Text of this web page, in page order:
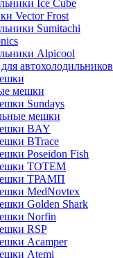
Ice Cube
Vector Frost
Sumitachi
Alpicool
автохолодильников
мешки
Sundays
мешки
BAY
BTrace
Poseidon Fish
ТОТЕМ
ТРАМП
MedNovtex
Golden Shark
Norfin
RSP
Acamper
Atemi